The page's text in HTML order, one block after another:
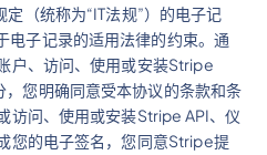
定（统称为“IT法规”）的电子记
电子记录的适用法律的约束。通
户、访问、使用或安装Stripe
您明确同意受本协议的条款和条
访问、使用或安装Stripe API、仪
您的电子签名，您同意Stripe提